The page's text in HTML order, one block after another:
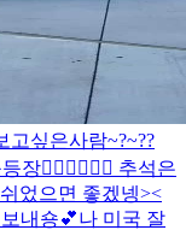
고싶은사람~?~??
장🧚🏻‍♀️🧚🏻‍♀️ 추석은
었으면 좋겠넹><
내숑💕나 미국 잘